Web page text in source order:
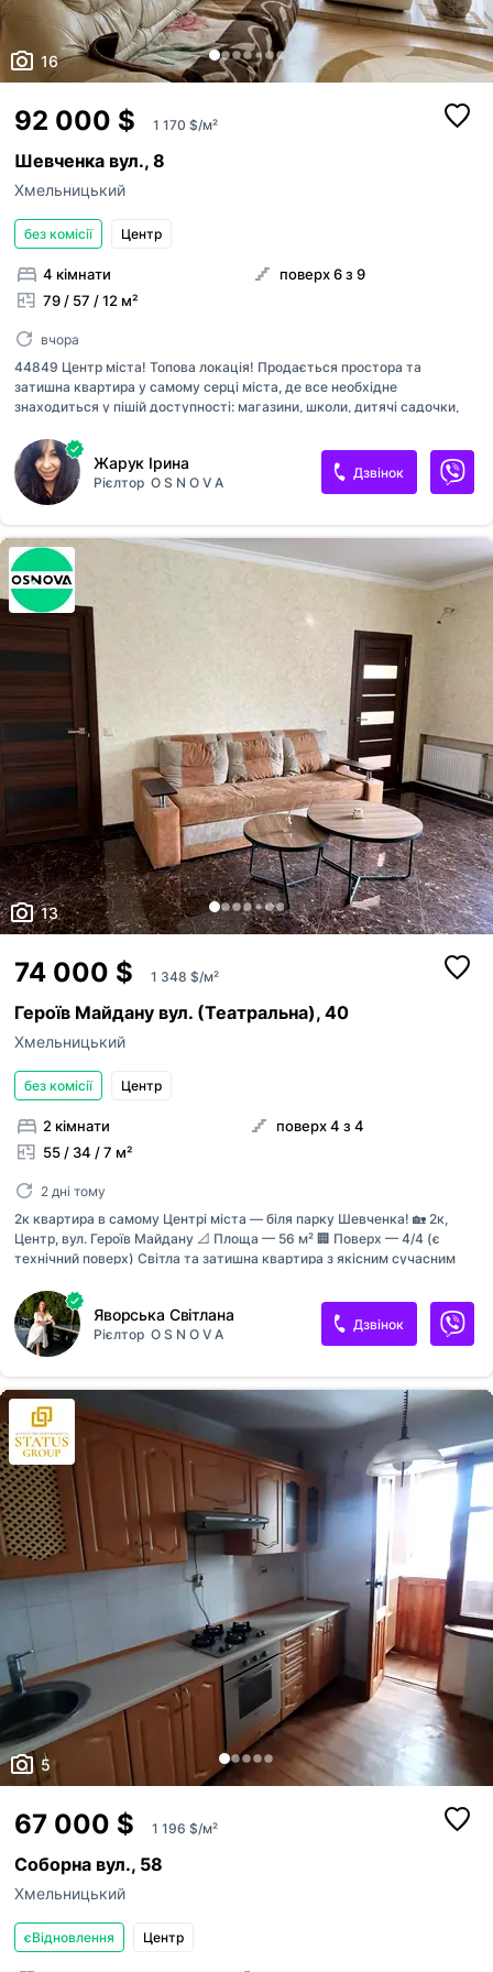
16
92 000 $ 1 170 $/м²
Шевченка вул., 8
Хмельницький
без комісії Центр
4 кімнати
79 / 57 / 12 м²
поверх 6 з 9
вчора
44849 Центр міста! Топова локація! Продається простора та
затишна квартира у самому серці міста, де все необхідне
знаходиться у пішій доступності: магазини, школи, дитячі садочки,
інфраструктура. 🔹 4-кімнатна квартира, вдало перепланована у
простору 3-кімнатну з великою кухнею-вітальнею, що стане
улюбленим місцем для всієї родини. ✔ Некутова ✔ Ідеальний 6
поверх ✔ Двостороннє планування – вікна виходять на вул. Шевченка
та у затишний двір ✔ Індивідуальне газове опалення – комфорт та
економія у будь-яку пору року ✔ Якісний ремонт, що дозволяє одразу
заселитися без додаткових витрат ✔ Великий балкон на дві кімнати з
відокрем...
Жарук Ірина
Рієлтор O S N O V A
Дзвінок
13
74 000 $ 1 348 $/м²
Героїв Майдану вул. (Театральна), 40
Хмельницький
без комісії Центр
2 кімнати
55 / 34 / 7 м²
поверх 4 з 4
2 дні тому
2к квартира в самому Центрі міста — біля парку Шевченка! 🏡 2к,
Центр, вул. Героїв Майдану 📐 Площа — 56 м² 🏢 Поверх — 4/4 (є
технічний поверх) Світла та затишна квартира з якісним сучасним
надійні матеріали. ✅ Замінено всю сантехніку та електропроводку ✅
До квартири підведено окремий стояк водопостачання ✅ Тепла
підлога в санвузлі ✅ Встановлена газова колонка для постійної
наявності гарячої води ✅ За бажанням є можливість встановлення
котла та облаштування індивідуального опалення ✅ Великі вікна
забезпечують багато природного світла ✅ Перероблений та
збільшений балкон Особлива увага приділена даху: ✔ Над квартирою
повністю...
Яворська Світлана
Рієлтор O S N O V A
Дзвінок
5
67 000 $ 1 196 $/м²
Соборна вул., 58
Хмельницький
єВідновлення Центр